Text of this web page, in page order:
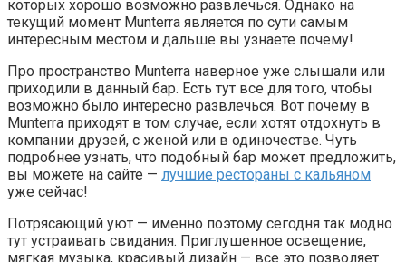
которых хорошо возможно развлечься. Однако на
текущий момент Munterra является по сути самым
интересным местом и дальше вы узнаете почему!
Про пространство Munterra наверное уже слышали или
приходили в данный бар. Есть тут все для того, чтобы
возможно было интересно развлечься. Вот почему в
Munterra приходят в том случае, если хотят отдохнуть в
компании друзей, с женой или в одиночестве. Чуть
подробнее узнать, что подобный бар может предложить,
вы можете на сайте — лучшие рестораны с кальяном
уже сейчас!
Потрясающий уют — именно поэтому сегодня так модно
тут устраивать свидания. Приглушенное освещение,
мягкая музыка, красивый дизайн — все это позволяет